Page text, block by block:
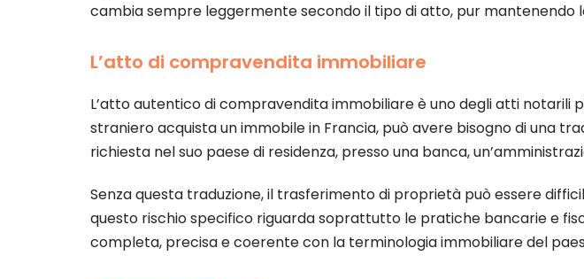
cambia sempre leggermente secondo il tipo di atto, pur mantenendo
L’atto di compravendita immobiliare
L’atto autentico di compravendita immobiliare è uno degli atti
straniero acquista un immobile in Francia, può avere bisogno di una
richiesta nel suo paese di residenza, presso una banca,
Senza questa traduzione, il trasferimento di proprietà può essere
questo rischio specifico riguarda soprattutto le pratiche bancarie e
completa, precisa e coerente con la terminologia immobiliare del